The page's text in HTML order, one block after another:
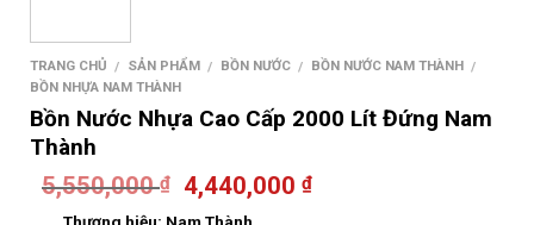
TRANG CHỦ / SẢN PHẨM / BỒN NƯỚC / BỒN NƯỚC NAM THÀNH /
BỒN NHỰA NAM THÀNH
Bồn Nước Nhựa Cao Cấp 2000 Lít Đứng Nam
Thành
5,550,000₫ 4,440,000₫